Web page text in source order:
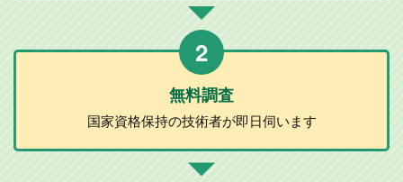
2
無料調査
国家資格保持の技術者が即日伺います